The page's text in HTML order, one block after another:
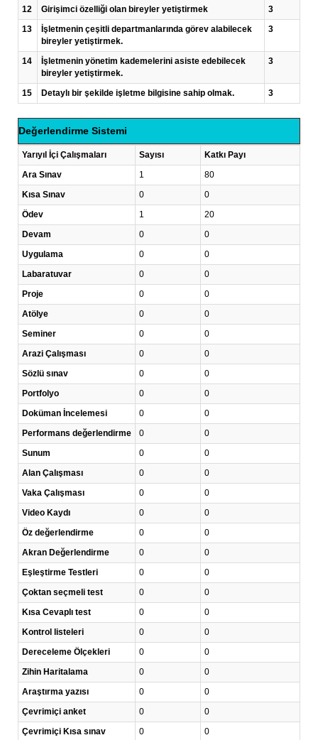
12 Girişimci özelliği olan bireyler yetiştirmek
3
13
İşletmenin çeşitli departmanlarında görev alabilecek
bireyler yetiştirmek.
3
14
İşletmenin yönetim kademelerini asiste edebilecek
bireyler yetiştirmek.
3
15 Detaylı bir şekilde işletme bilgisine sahip olmak. 3
Değerlendirme Sistemi
Yarıyıl İçi Çalışmaları Sayısı
Katkı Payı
Ara Sınav
1
80
Kısa Sınav
0
0
Ödev
1
20
Devam
0
0
Uygulama
0
0
Labaratuvar
0
0
Proje
0
0
Atölye
0
0
Seminer
0
0
Arazi Çalışması
0
0
Sözlü sınav
0
0
Portfolyo
0
0
Doküman İncelemesi
0
0
Performans değerlendirme
0
0
Sunum
0
0
Alan Çalışması
0
0
Vaka Çalışması
0
0
Video Kaydı
0
0
Öz değerlendirme
0
0
Akran Değerlendirme
0
0
Eşleştirme Testleri
0
0
Çoktan seçmeli test
0
0
Kısa Cevaplı test
0
0
Kontrol listeleri
0
0
Dereceleme Ölçekleri
0
0
Zihin Haritalama
0
0
Araştırma yazısı
0
0
Çevrimiçi anket
0
0
Çevrimiçi Kısa sınav
0
0